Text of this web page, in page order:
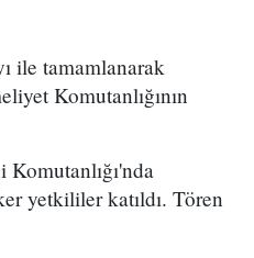
ile tamamlanarak
Komutanlığının
yetkililer katıldı. Tören